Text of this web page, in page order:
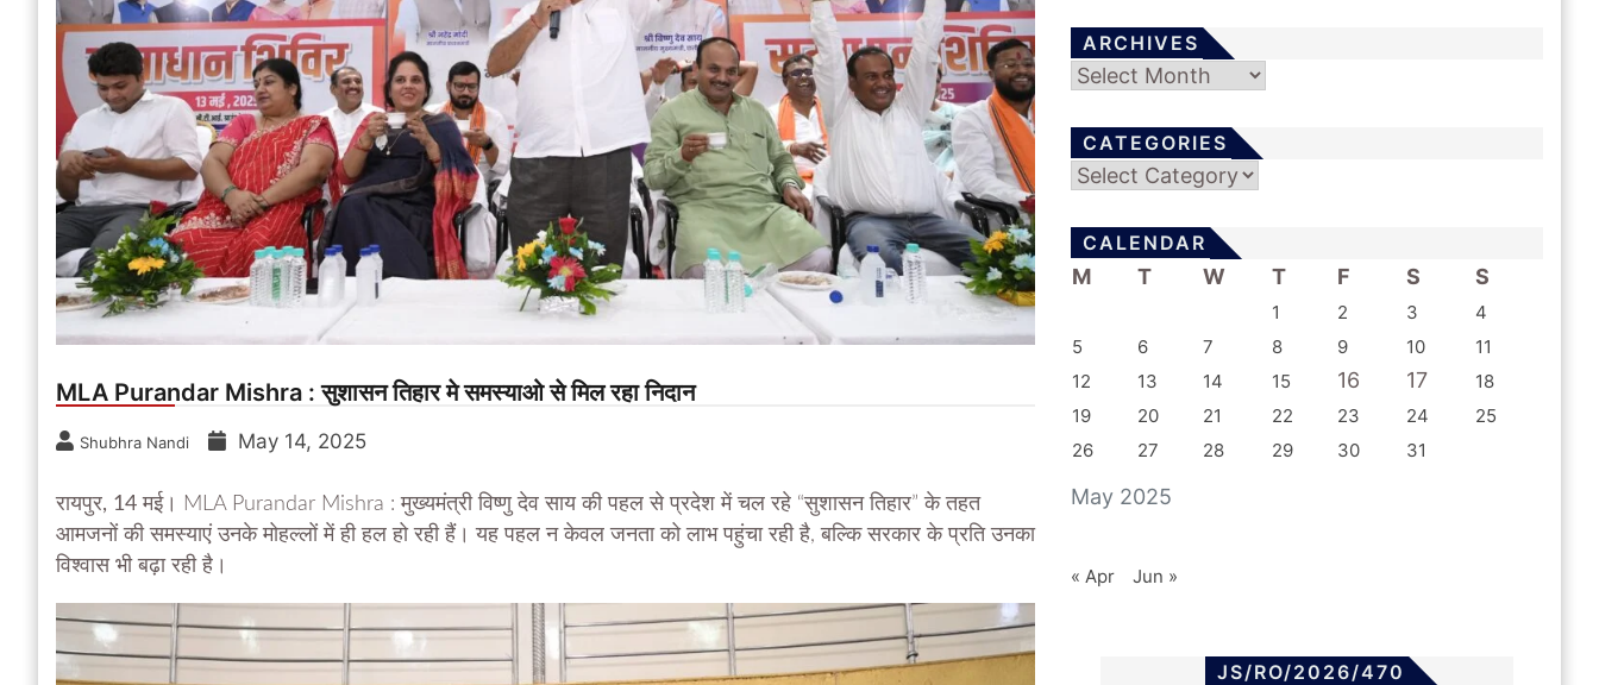
MLA Purandar Mishra : सुशासन तिहार मे समस्याओ से मिल रहा निदान
Shubhra Nandi May 14, 2025
रायपुर, 14 मई।
MLA Purandar Mishra : मुख्यमंत्री विष्णु देव साय की पहल से प्रदेश में चल रहे “सुशासन तिहार” के तहत
आमजनों की समस्याएं उनके मोहल्लों में ही हल हो रही हैं। यह पहल न केवल जनता को लाभ पहुंचा रही है, बल्कि सरकार के प्रति उनका
विश्वास भी बढ़ा रही है।
ARCHIVES
Archives
CATEGORIES
Categories
CALENDAR
May 2025
M T W T F S S
1 2 3
4
5
6 7 8 9 10
11
12
13 14 15 16 17
18
19
20 21 22 23 24
25
26
27 28 29 30 31
« Apr Jun »
JS/RO/2026/470